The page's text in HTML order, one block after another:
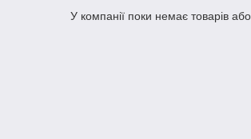
У компанії поки немає товарів